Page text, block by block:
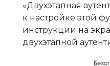
«Двухэтапная
к настройке этой
инструкции на
двухэтапной